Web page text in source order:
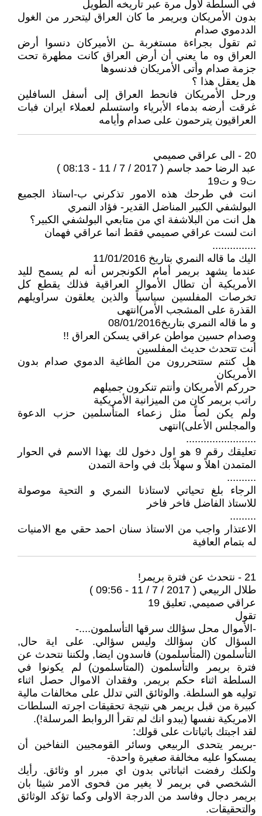
في السلطة لأول مرة عبر تاريخه الطويل
بدون الأمريكان وبريمر ما كان العراق ليتحرر من الغول
الددموي صدام
ثم تقول بجراءة مستغربة ـن الأميركان دنسوا أرض
العراق وه ما يعني أن أرض العراق كانت مطهرة تحت
جزمة صدام وأتى الأمريكان فدنسوها
هل يعقل هذا ؟
ورحل الأمريكان فانحط العراق إلى أسفل السافلين
غرقت أرضه بدماء الأبرياء واستسلم لعملاء ايران فبات
العراقيون يترحمون على صدام وأيامه
20 - الى عراقي صميمي
عبد الرضا حمد جاسم ( 2017 / 7 / 11 - 08:13 )
ت9 و ت19
انت في طرحك هذه الامور تذكرني ب-استاذ الجميع
البولشفي الكبير المناضل القدير- فؤاد النمري
هل انت من البلاشفة اي من متابعي البولشفي الكبير؟
انت لست عراقي صميمي فقط انما عراقي فهمان
...............
اليك ما قاله النمري بتاريخ 11/01/2016
عندما يشهد بريمر أمام الكونجرس أنه لم يسمح لليد
الأمريكية أن تطال الأموال العراقية فذلك يقطع كل
تخرصات المفلسين سياسياً والذين يعلقون سراويلهم
القذرة على المشجب الأمر)انتهى
و ما قاله النمري بتاريخ08/01/2016
وصدام حسين مواطن عراقي يسكن العراق !!
أنت تتحدث حديث المفلسين
هل كنتم ستتحررون من الطاغية الدموي صدام بدون
الأمريكان
حرركم الأمريكان وأنتم تنكرون جميلهم
راتب بريمر كان من الميزانية الأمريكية
ولم يكن لصاً مثل زعماء المتأسلمين حزب الدعوة
والمجلس الأعلى)انتهى
........................
تعليقك رقم 9 هو اول دخول لك بهذا الاسم في الحوار
المتمدن اهلاً و سهلاً بك في واحة التمدن
..........
الرجاء بلغ تحياتي لاستاذنا النمري و التحية موصولة
للاستاذ الفاضل فاخر فاخر
.........
الاعتذار واجب من الاستاذ سنان احمد حقي مع الامنيات
له بتمام العافية
21 - نتحدث عن فترة بريمر!
طلال الربيعي ( 2017 / 7 / 11 - 09:56 )
عراقي صميمي, تعليق 19
تقول
-الأموال محل سؤالك سرقها التأسلمون....-
السؤال كان سؤالك وليس سؤالي. على اية حال,
التأسلمون (المتأسلمون) فاسدون ايضا, ولكننا نتحدث عن
فترة بريمر والتأسلمون (المتأسلمون) لم يكونوا في
السلطة اثناء حكم بريمر, وفقدان الاموال حصل اثناء
توليه هو السلطة. والوثائق التي تدلل على مخالفات مالية
كبيرة من قبل بريمر هي نتيجة تحقيقات اجرته السلطات
الامريكية نفسها (يبدو انك لم تقرأ الروابط المرسلة!).
لقد اجبتك باثباتات على قولك:
-بريمر يتحدى الربيعي وسائر القومجيين النفاخين أن
يمسكوا عليه مخالفة صغيرة واحدة-
ولكنك رفضت اثباتاتي بدون اي مبرر او وثائق. رأيك
الشخصي في بريمر لا يغير من فحوى الامر شيئا بان
بريمر دجال وفاسد من الدرجة الاولى وكما تؤكد الوثائق
والتحقيقات.